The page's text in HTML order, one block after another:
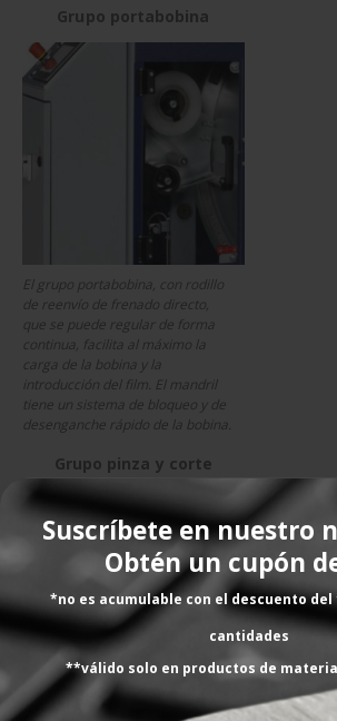
Suscríbete en nuestro
Obtén un cupón
*no es acumulable con el descuento del
cantidades
**válido solo en productos de
Grupo portabobina
El grupo portabobina, con rodillo
de reenvío de frenado directo,
que se puede regular de forma
continua, facilita al máximo la
carga de la bobina y la
introducción del film. El mandril
tiene un sistema de bloqueo y de
desenganche rápido de la bobina.
Grupo pinza y corte